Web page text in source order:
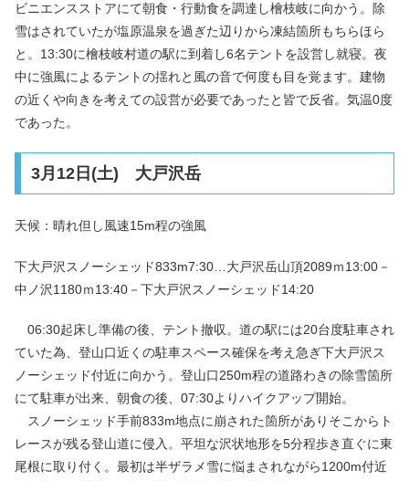
ビニエンスストアにて朝食・行動食を調達し檜枝岐に向かう。除
雪はされていたが塩原温泉を過ぎた辺りから凍結箇所もちらほら
と。13:30に檜枝岐村道の駅に到着し6名テントを設営し就寝。夜
中に強風によるテントの揺れと風の音で何度も目を覚ます。建物
の近くや向きを考えての設営が必要であったと皆で反省。気温0度
であった。
3月12日(土) 大戸沢岳
天候：晴れ但し風速15m程の強風
下大戸沢スノーシェッド833m7:30…大戸沢岳山頂2089ｍ13:00－
中ノ沢1180ｍ13:40－下大戸沢スノーシェッド14:20
06:30起床し準備の後、テント撤収。道の駅には20台度駐車され
ていた為、登山口近くの駐車スペース確保を考え急ぎ下大戸沢ス
ノーシェッド付近に向かう。登山口250m程の道路わきの除雪箇所
にて駐車が出来、朝食の後、07:30よりハイクアップ開始。
スノーシェッド手前833m地点に崩された箇所がありそこからト
レースが残る登山道に侵入。平坦な沢状地形を5分程歩き直ぐに東
尾根に取り付く。最初は半ザラメ雪に悩まされながら1200m付近